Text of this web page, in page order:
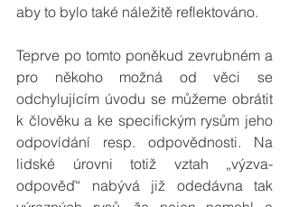
aby to bylo také náležitě reflektováno.
Teprve po tomto poněkud zevrubném a
pro někoho možná od věci se
odchylujícím úvodu se můžeme obrátit
k člověku a ke specifickým rysům jeho
odpovídání resp. odpovědnosti. Na
lidské úrovni totiž vztah „výzva-
odpověď“ nabývá již odedávna tak